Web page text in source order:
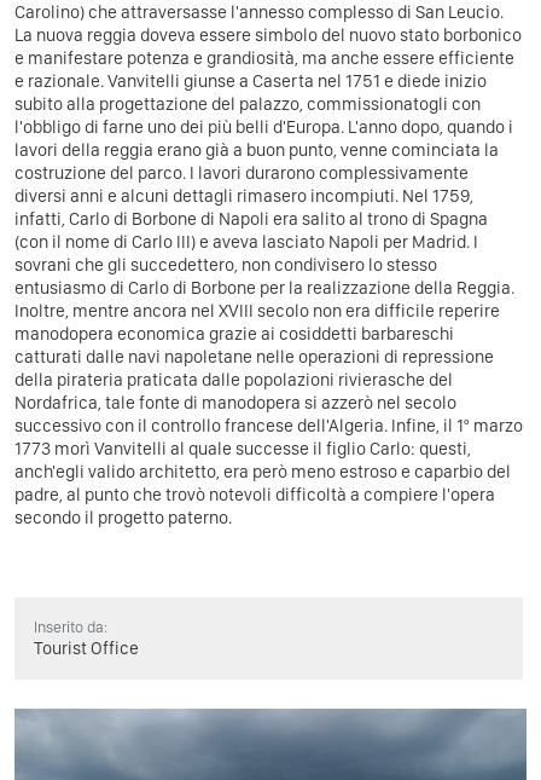
Carolino) che attraversasse l'annesso complesso di San Leucio.
La nuova reggia doveva essere simbolo del nuovo stato borbonico
e manifestare potenza e grandiosità, ma anche essere efficiente
e razionale. Vanvitelli giunse a Caserta nel 1751 e diede inizio
subito alla progettazione del palazzo, commissionatogli con
l'obbligo di farne uno dei più belli d'Europa. L'anno dopo, quando i
lavori della reggia erano già a buon punto, venne cominciata la
costruzione del parco. I lavori durarono complessivamente
diversi anni e alcuni dettagli rimasero incompiuti. Nel 1759,
infatti, Carlo di Borbone di Napoli era salito al trono di Spagna
(con il nome di Carlo III) e aveva lasciato Napoli per Madrid. I
sovrani che gli succedettero, non condivisero lo stesso
entusiasmo di Carlo di Borbone per la realizzazione della Reggia.
Inoltre, mentre ancora nel XVIII secolo non era difficile reperire
manodopera economica grazie ai cosiddetti barbareschi
catturati dalle navi napoletane nelle operazioni di repressione
della pirateria praticata dalle popolazioni rivierasche del
Nordafrica, tale fonte di manodopera si azzerò nel secolo
successivo con il controllo francese dell'Algeria. Infine, il 1º marzo
1773 morì Vanvitelli al quale successe il figlio Carlo: questi,
anch'egli valido architetto, era però meno estroso e caparbio del
padre, al punto che trovò notevoli difficoltà a compiere l'opera
secondo il progetto paterno.
Inserito da:
Tourist Office